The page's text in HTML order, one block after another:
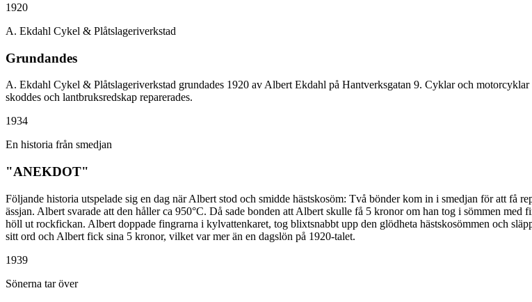
1920
A. Ekdahl Cykel & Plåtslageriverkstad
Grundandes
A. Ekdahl Cykel & Plåtslageriverkstad grundades 1920 av Albert Ekdahl på Hantverksgatan 9. Cyklar och motorcyklar
skoddes och lantbruksredskap reparerades.
1934
En historia från smedjan
"ANEKDOT"
Följande historia utspelade sig en dag när Albert stod och smidde hästskosöm: Två bönder kom in i smedjan för att få
ässjan. Albert svarade att den håller ca 950°C. Då sade bonden att Albert skulle få 5 kronor om han tog i sömmen
höll ut rockfickan. Albert doppade fingrarna i kylvattenkaret, tog blixtsnabbt upp den glödheta hästskosömmen och
sitt ord och Albert fick sina 5 kronor, vilket var mer än en dagslön på 1920-talet.
1939
Sönerna tar över